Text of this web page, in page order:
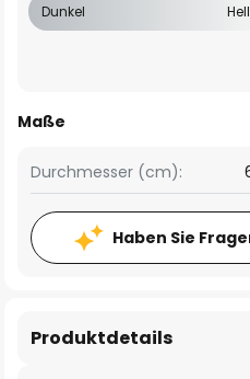
Dunkel Hell
Maße
Durchmesser (cm):
Haben Sie
Produktdetails